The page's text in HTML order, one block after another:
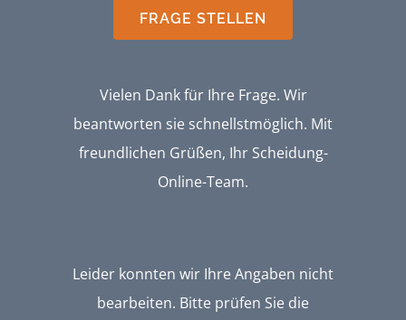
FRAGE STELLEN
Vielen Dank für Ihre Frage. Wir
beantworten sie schnellstmöglich. Mit
freundlichen Grüßen, Ihr Scheidung-
Online-Team.
Leider konnten wir Ihre Angaben nicht
bearbeiten. Bitte prüfen Sie die